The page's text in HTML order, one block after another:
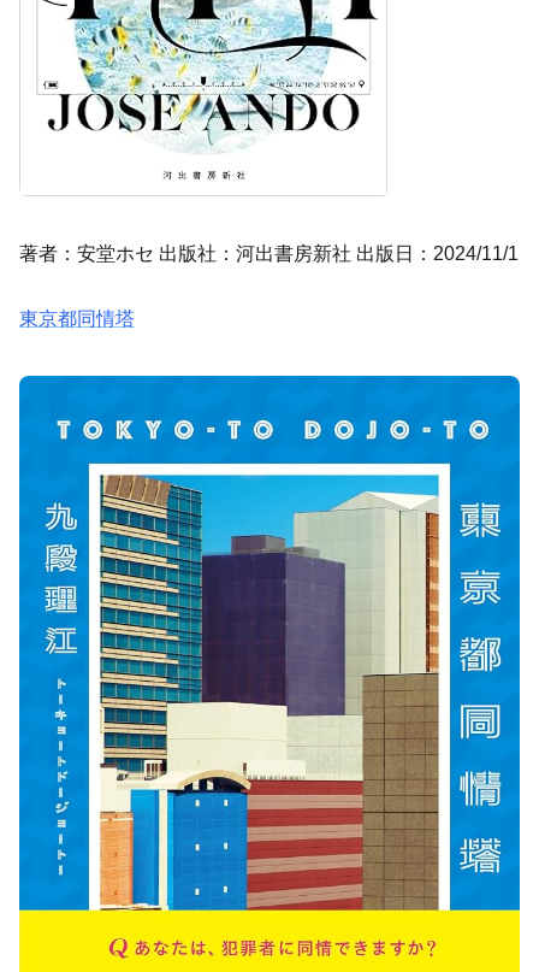
著者：安堂ホセ 出版社：河出書房新社 出版日：2024/11/1
東京都同情塔